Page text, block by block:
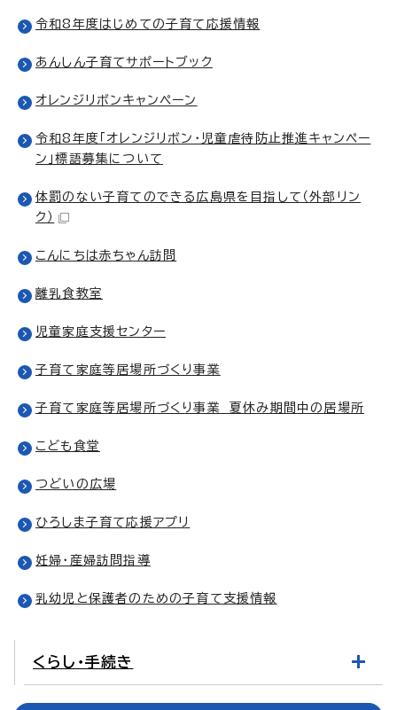
令和8年度はじめての子育て応援情報
あんしん子育てサポートブック
オレンジリボンキャンペーン
令和8年度「オレンジリボン・児童虐待防止推進キャンペー
ン」標語募集について
体罰のない子育てのできる広島県を目指して （外部リン
ク）
こんにちは赤ちゃん訪問
離乳食教室
児童家庭支援センター
子育て家庭等居場所づくり事業
子育て家庭等居場所づくり事業 夏休み期間中の居場所
こども食堂
つどいの広場
ひろしま子育て応援アプリ
妊婦・産婦訪問指導
乳幼児と保護者のための子育て支援情報
くらし・手続き